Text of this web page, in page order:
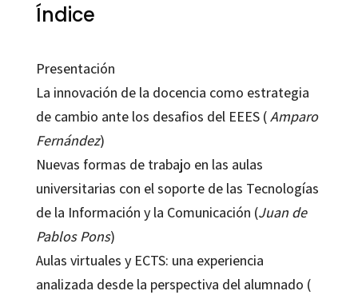
Índice
Presentación
La innovación de la docencia como estrategia
de cambio ante los desafios del EEES (Amparo
Fernández)
Nuevas formas de trabajo en las aulas
universitarias con el soporte de las Tecnologías
de la Información y la Comunicación (Juan de
Pablos Pons)
Aulas virtuales y ECTS: una experiencia
analizada desde la perspectiva del alumnado (